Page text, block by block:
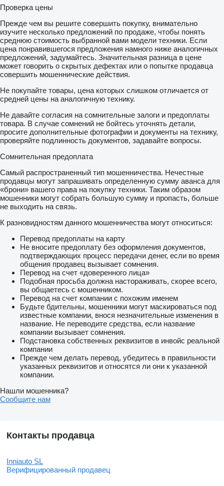
**Exportaciones dentro de la Unión Europea (a empresas dadas
de alta en IVA intracomunitario).
*** Exportaciones fuera de la Unión Europea, venta sin IVA
(primero se cobra el IVA al cliente y se le devuelve cuando
justifica y demuestra que se ha terminado la exportación).
****IEDMT (impuesto especial para determinados medios de
transporte)
Accesorios como bacas, bolas de remolque, estanterías, etc…
no están incluidos. Consultar disponibilidad
–Entregas en toda España. Madrid y Valencia habrá que
sumarle 300€ + IVA = 363€. Barcelona 350€ + IVA = 423,5€.
Entregas en otras zonas consulta disponibilidad y precio.
*El porte se realiza por carretera hasta Huelva y desde allí en
ferry hasta la isla correspondiente para los ciudadanos
canarios, debiendo el cliente embarcarse también en el ferry
para completar el traslado.
-Consultar plazo de entrega.
Más info en nuestra web:показать контакты
-Financiación a tu medida.
Consúltanos tu caso. Adaptamos la financiación a tus
necesidades. Sujeto a condiciones de cada entidad financiera.
Valido salvo error tipográfico.
Dispone de aire acondicionado, control de crucero, sensor de
aparcamiento trasero, etc.
Проверка цены
Прежде чем вы решите совершить покупку, внимательно
изучите несколько предложений по продаже, чтобы понять
среднюю стоимость выбранной вами модели техники. Если
цена понравившегося предложения намного ниже аналогичных
предложений, задумайтесь. Значительная разница в цене
может говорить о скрытых дефектах или о попытке продавца
совершить мошеннические действия.
Не покупайте товары, цена которых слишком отличается от
средней цены на аналогичную технику.
Не давайте согласия на сомнительные залоги и предоплаты
товара. В случае сомнений не бойтесь уточнять детали,
просите дополнительные фотографии и документы на технику,
проверяйте подлинность документов, задавайте вопросы.
Сомнительная предоплата
Самый распространенный тип мошенничества. Нечестные
продавцы могут запрашивать определенную сумму аванса для
«брони» вашего права на покупку техники. Таким образом
мошенники могут собрать большую сумму и пропасть, больше
не выходить на связь.
К разновидностям данного мошенничества могут относиться:
Перевод предоплаты на карту
Не вносите предоплату без оформления документов,
подтверждающих процесс передачи денег, если во время
общения продавец вызывает сомнения.
Перевод на счет «доверенного лица»
Подобная просьба должна настораживать, скорее всего,
вы общаетесь с мошенником.
Перевод на счет компании с похожим именем
Будьте бдительны, мошенники могут маскироваться под
известные компании, внося незначительные изменения в
название. Не переводите средства, если название
компании вызывает сомнения.
Подстановка собственных реквизитов в инвойс реальной
компании
Прежде чем делать перевод, убедитесь в правильности
указанных реквизитов и относятся ли они к указанной
компании.
Нашли мошенника?
Сообщите нам
Контакты продавца
Inniauto SL
Верифицированный продавец